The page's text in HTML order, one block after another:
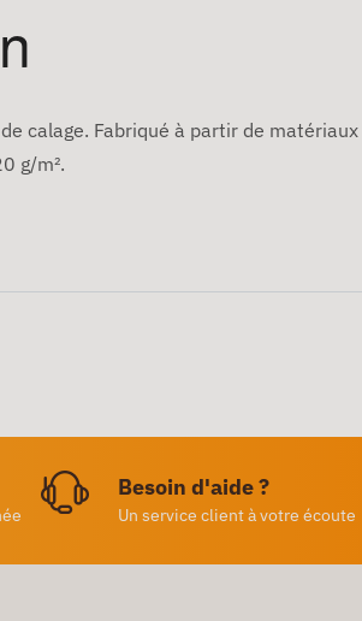
calage. Fabriqué à partir de
g/m².
Besoin d'aide ?
Un service client à votre écoute